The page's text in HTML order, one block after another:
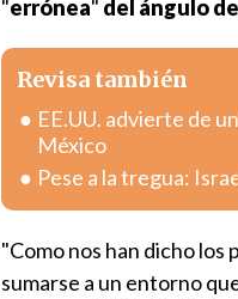
"errónea" del ángulo
Revisa también
EE.UU. advierte de
México
Pese a la tregua:
"Como nos han dicho
sumarse a un entorno